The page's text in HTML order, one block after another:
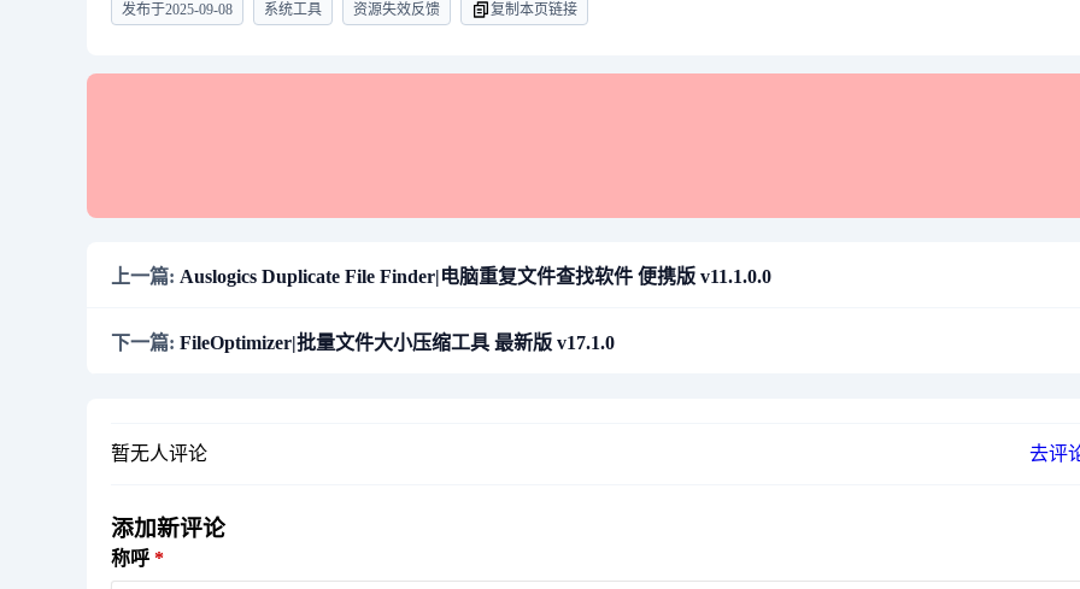
发布于2025-09-08 系统工具 资源失效反馈 复制本页链接
上一篇: Auslogics Duplicate File Finder|电脑重复文件查找软件 便携版 v11.1.0.0
下一篇: FileOptimizer|批量文件大小压缩工具 最新版 v17.1.0
暂无人评论 去评
添加新评论
称呼